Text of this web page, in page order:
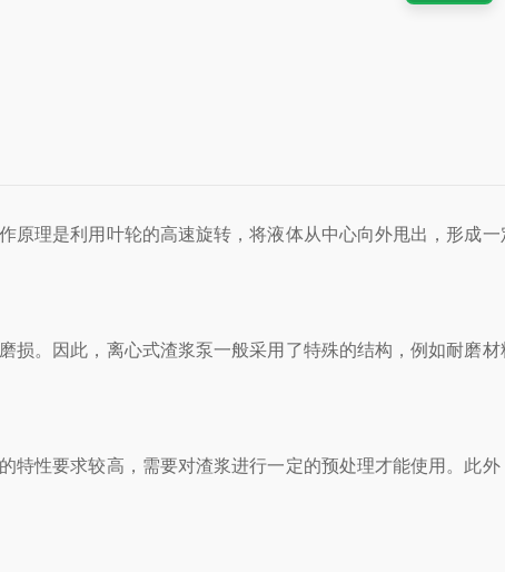
原理是利用叶轮的高速旋转，将液体从中心向外甩出，形成
。因此，离心式渣浆泵一般采用了特殊的结构，例如耐磨材
性要求较高，需要对渣浆进行一定的预处理才能使用。此外